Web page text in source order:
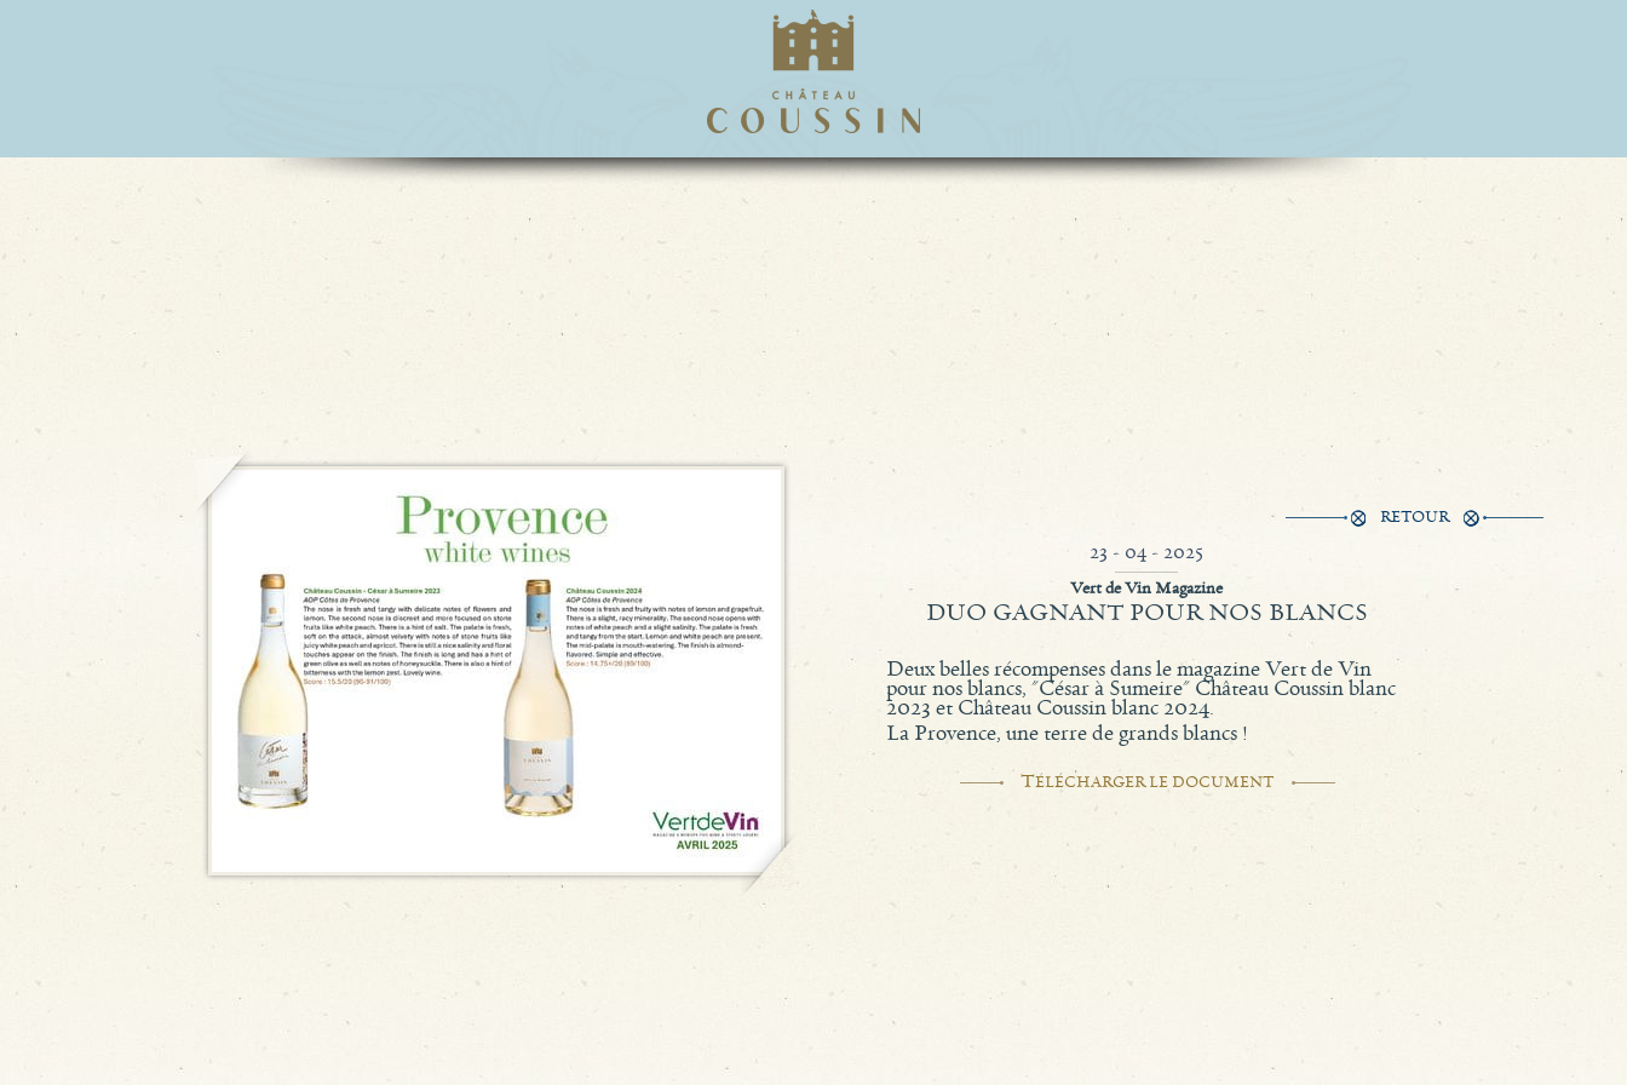
RETOUR
23 - 04 - 2025
Vert de Vin Magazine
DUO GAGNANT POUR NOS BLANCS
Deux belles récompenses dans le magazine Vert de Vin
pour nos blancs, "César à Sumeire" Château Coussin blanc
2023 et Château Coussin blanc 2024.
La Provence, une terre de grands blancs !
TÉLÉCHARGER LE DOCUMENT